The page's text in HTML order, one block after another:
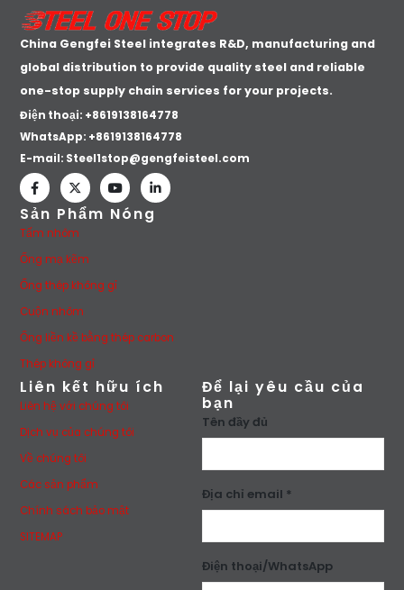
China Gengfei Steel integrates R&D, manufacturing and
global distribution to provide quality steel and reliable
one-stop supply chain services for your projects.
Điện thoại: +8619138164778
WhatsApp: +8619138164778
E-mail: Steel1stop@gengfeisteel.com
Sản Phẩm Nóng
Tấm nhôm
Ống mạ kẽm
Ống thép không gỉ
Cuộn nhôm
Ống liền kề bằng thép carbon
Thép không gỉ
Liên kết hữu ích
Liên hệ với chúng tôi
Dịch vụ của chúng tôi
Về chúng tôi
Các sản phẩm
Chính sách bảo mật
SITEMAP
Để lại yêu cầu của
bạn
Tên đầy đủ
Địa chỉ email *
Điện thoại/WhatsApp